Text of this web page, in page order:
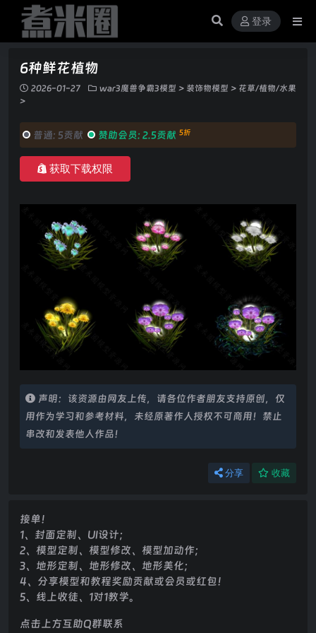
登录
6种鲜花植物
2026-01-27 war3魔兽争霸3模型 > 装饰物模型 > 花草/植物/水果
>
普通: 5贡献 赞助会员: 2.5贡献 5折
获取下载权限
声明：该资源由网友上传，请各位作者朋友支持原创，仅
用作为学习和参考材料，未经原著作人授权不可商用！禁止
串改和发表他人作品！
分享 收藏
接单！
1、封面定制、UI设计；
2、模型定制、模型修改、模型加动作；
3、地形定制、地形修改、地形美化；
4、分享模型和教程奖励贡献或会员或红包！
5、线上收徒、1对1教学。
点击上方互助Q群联系